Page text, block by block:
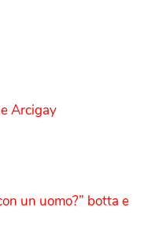
Arcigay
un uomo?” botta e